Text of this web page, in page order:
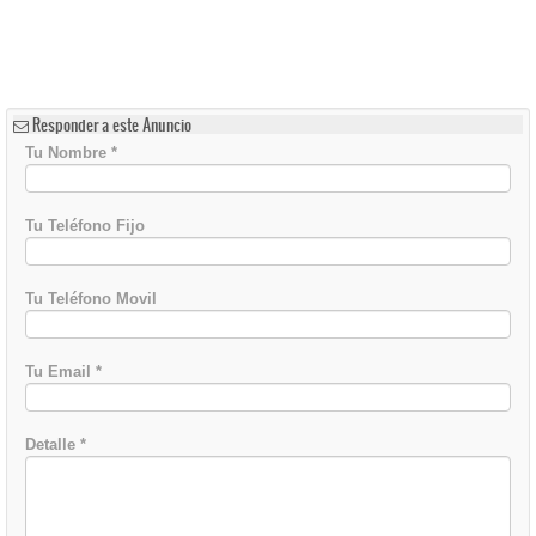
Responder a este Anuncio
Tu Nombre *
Tu Teléfono Fijo
Tu Teléfono Movil
Tu Email *
Detalle *